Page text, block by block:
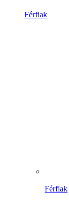
Férfiak
Férfiak